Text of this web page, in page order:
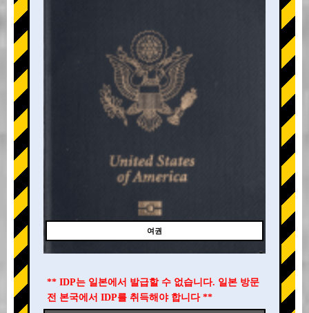
여권
** IDP는 일본에서 발급할 수 없습니다. 일본 방문
전 본국에서 IDP를 취득해야 합니다 **